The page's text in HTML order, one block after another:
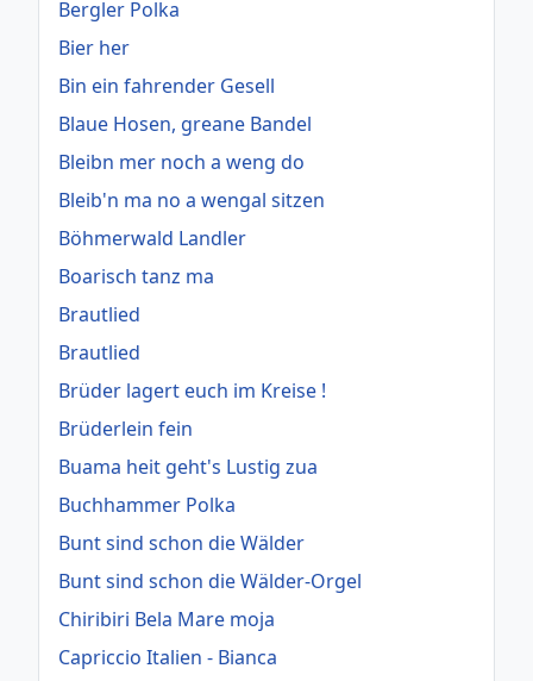
Bergler Polka
Bier her
Bin ein fahrender Gesell
Blaue Hosen, greane Bandel
Bleibn mer noch a weng do
Bleib'n ma no a wengal sitzen
Böhmerwald Landler
Boarisch tanz ma
Brautlied
Brautlied
Brüder lagert euch im Kreise !
Brüderlein fein
Buama heit geht's Lustig zua
Buchhammer Polka
Bunt sind schon die Wälder
Bunt sind schon die Wälder-Orgel
Chiribiri Bela Mare moja
Capriccio Italien - Bianca